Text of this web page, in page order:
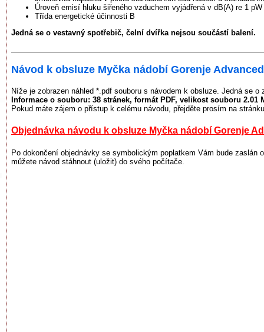
Úroveň emisí hluku šiřeného vzduchem vyjádřená v dB(A) re 1
Třída energetické účinnosti B
Jedná se o vestavný spotřebič, čelní dvířka nejsou součástí balení.
Návod k obsluze Myčka nádobí Gorenje
Níže je zobrazen náhled *.pdf souboru s návodem k obsluze. Jedná se o
Informace o souboru: 38 stránek, formát PDF, velikost souboru 2.01
Pokud máte zájem o přístup k celému návodu, přejděte prosím na
Objednávka návodu k obsluze Myčka nádobí Gorenje
Po dokončení objednávky se symbolickým poplatkem Vám bude zaslán
můžete návod stáhnout (uložit) do svého počítače.